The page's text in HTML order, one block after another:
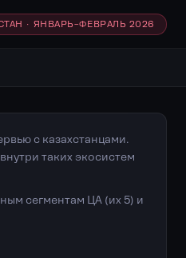
· ЯНВАРЬ–ФЕВРАЛЬ 2026
с казахстанцами.
таких экосистем
сегментам ЦА (их 5) и